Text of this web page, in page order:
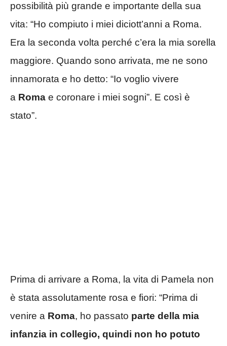
possibilità più grande e importante della sua
vita: “Ho compiuto i miei diciott’anni a Roma.
Era la seconda volta perché c’era la mia sorella
maggiore. Quando sono arrivata, me ne sono
innamorata e ho detto: “Io voglio vivere
a Roma e coronare i miei sogni”. E così è
stato”.
Prima di arrivare a Roma, la vita di Pamela non
è stata assolutamente rosa e fiori: “Prima di
venire a Roma, ho passato parte della mia
infanzia in collegio, quindi non ho potuto